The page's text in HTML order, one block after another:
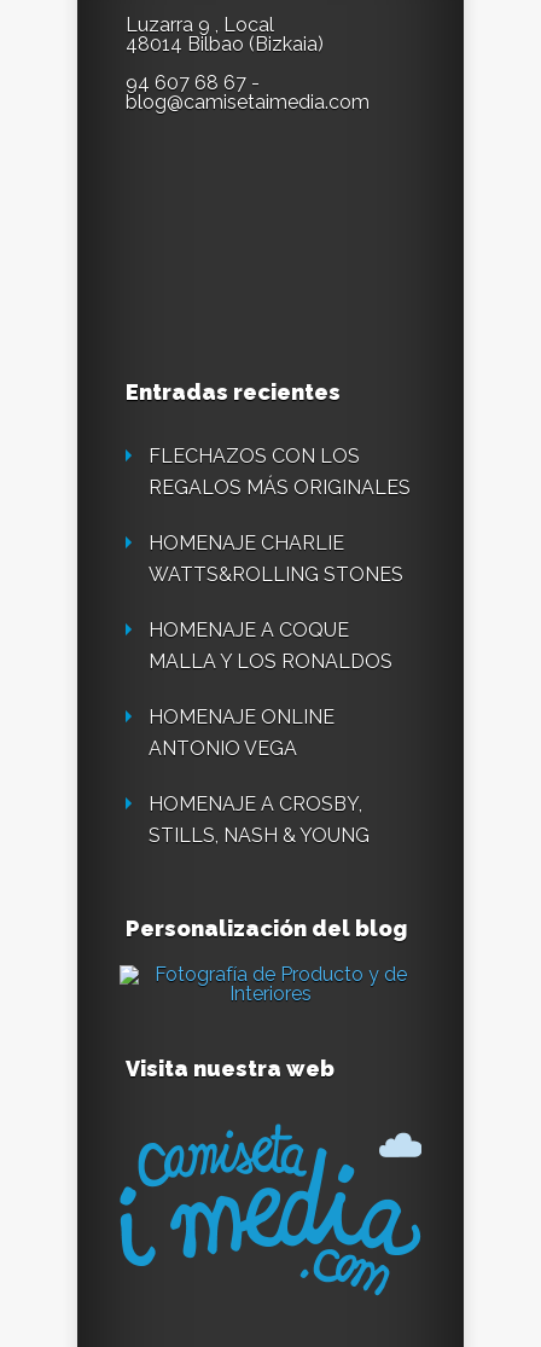
Luzarra 9 , Local
48014 Bilbao (Bizkaia)
94 607 68 67 -
blog@camisetaimedia.com
Entradas recientes
FLECHAZOS CON LOS
REGALOS MÁS ORIGINALES
HOMENAJE CHARLIE
WATTS&ROLLING STONES
HOMENAJE A COQUE
MALLA Y LOS RONALDOS
HOMENAJE ONLINE
ANTONIO VEGA
HOMENAJE A CROSBY,
STILLS, NASH & YOUNG
Personalización del blog
Visita nuestra web